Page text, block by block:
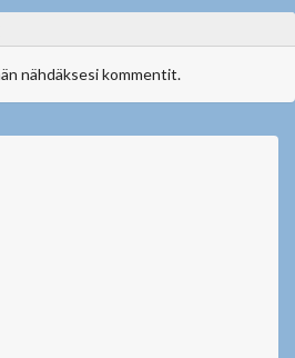
nähdäksesi kommentit.